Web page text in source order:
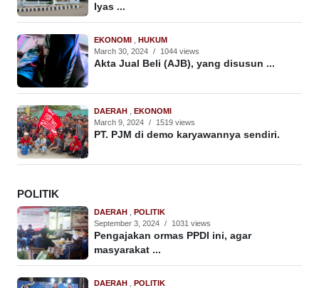
Iyas ...
EKONOMI
HUKUM
March 30, 2024 / 1044 views
Akta Jual Beli (AJB), yang disusun ...
DAERAH
EKONOMI
March 9, 2024 / 1519 views
PT. PJM di demo karyawannya sendiri.
POLITIK
DAERAH
POLITIK
September 3, 2024 / 1031 views
Pengajakan ormas PPDI ini, agar
masyarakat ...
DAERAH
POLITIK